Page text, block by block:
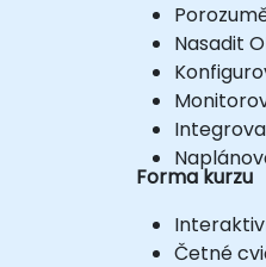
Nasadit
Forma kurzu
Četné